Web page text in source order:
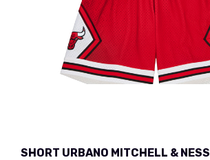
SHORT URBANO MITCHELL & NESS